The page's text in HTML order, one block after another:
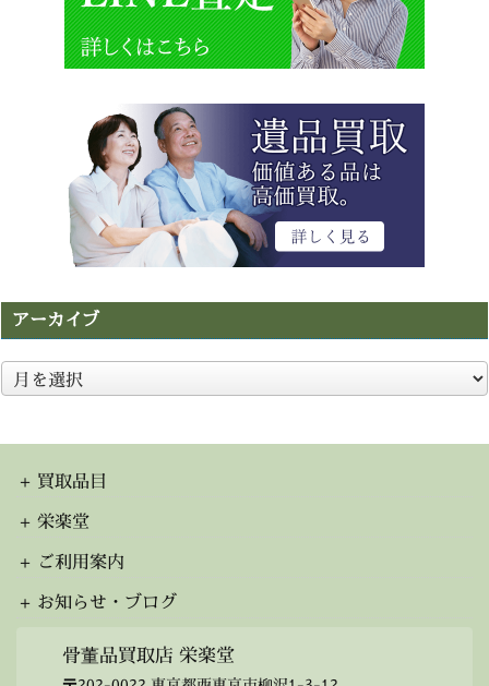
アーカイブ
ア
ー
イ
買取品目
栄楽堂
ご利用案内
お知らせ・ブログ
骨董品買取店 栄楽堂